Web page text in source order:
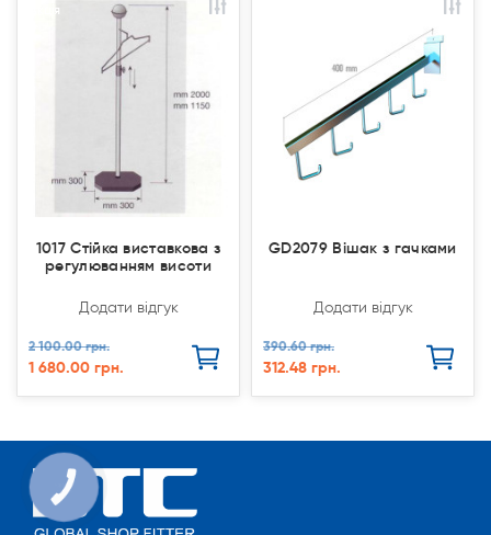
Акція
Акція
1017 Стійка виставкова з
регулюванням висоти
Додати відгук
2 100.00 грн.
1 680.00 грн.
GD2079 Вішак з гачками
Додати відгук
390.60 грн.
312.48 грн.
КНОПКА
СВЯЗИ